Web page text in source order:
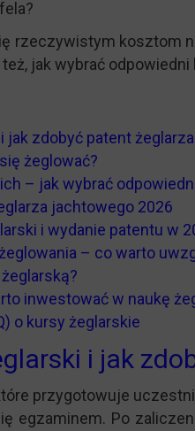
rzeczywistym kosztom
jak wybrać
jak zdobyć patent
żeglować?
– jak wybrać
jachtowego 2026
i wydanie patentu w
– co warto
inwestować w naukę
o kursy żeglarskie
i jak
przygotowuje
egzaminem. Po